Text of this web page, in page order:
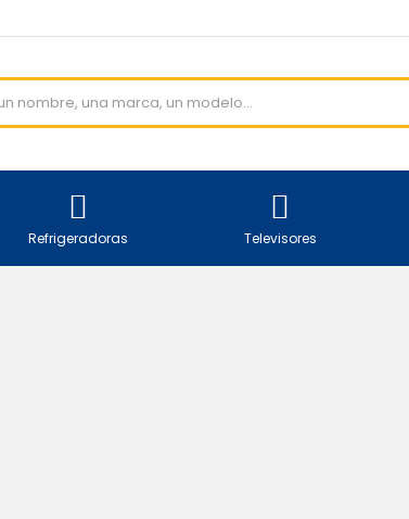
Refrigeradoras Televisores